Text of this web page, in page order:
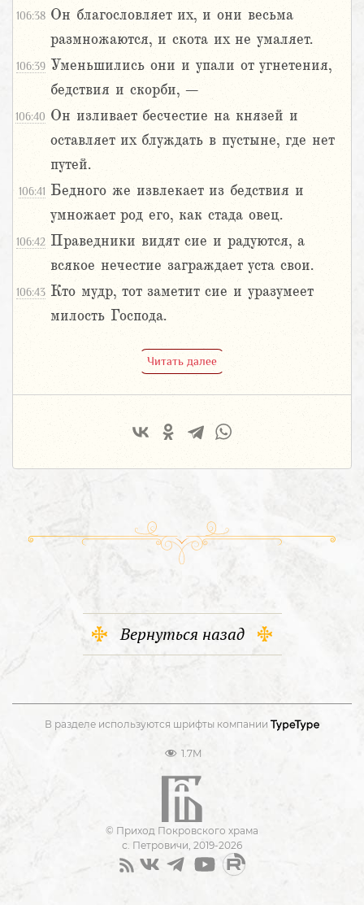
106:38 Он благословляет их, и они весьма
размножаются, и скота их не умаляет.
106:39 Уменьшились они и упали от угнетения,
бедствия и скорби, –
106:40 Он изливает бесчестие на князей и
оставляет их блуждать в пустыне, где нет
путей.
106:41 Бедного же извлекает из бедствия и
умножает род его, как стада овец.
106:42 Праведники видят сие и радуются, а
всякое нечестие заграждает уста свои.
106:43 Кто мудр, тот заметит сие и уразумеет
милость Господа.
Читать далее
Вернуться назад
В разделе используются шрифты компании
1.7M
© Приход Покровского храма
с. Петровичи, 2019-2026